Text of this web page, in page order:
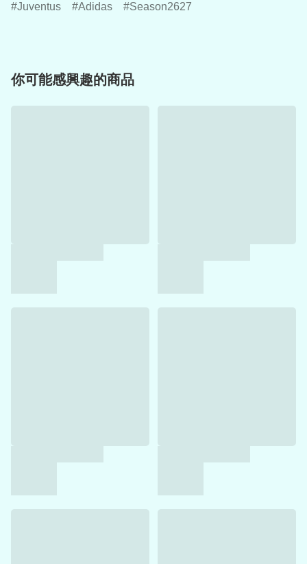
Juventus Adidas Season2627
你可能感興趣的商品